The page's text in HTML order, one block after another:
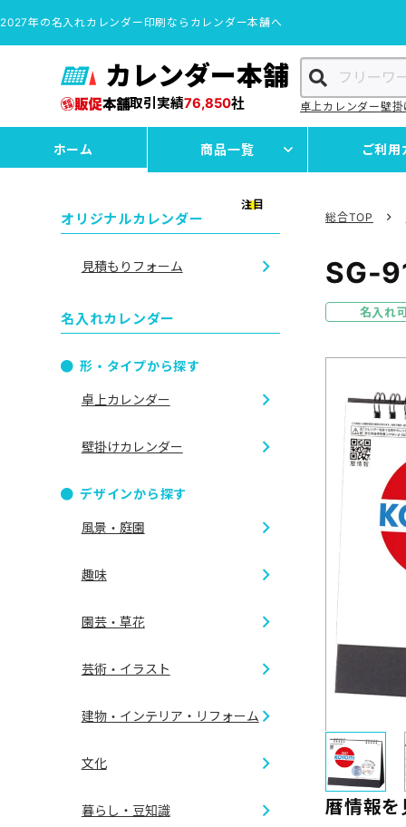
2027年の名入れカレンダー印刷ならカレンダー本舗へ
カレンダー本舗
取引実績76,850社 卓上カレンダー壁
ホーム 商品一覧 ご利用
総合TOP
SG-
名入れ
暦情報を
オリジナルカレンダー
注目
見積もりフォーム
名入れカレンダー
形・タイプから探す
卓上カレンダー
ダブルリ
リング製
壁掛けカレンダー
B2切 46/
B6切 46/
デザインから探す
風景・庭園
趣味
乗り物
園芸・草花
フラワー
芸術・イラスト
イラスト
花鳥画
建物・インテリア・リフォーム
外観
文化
暮らし・豆知識